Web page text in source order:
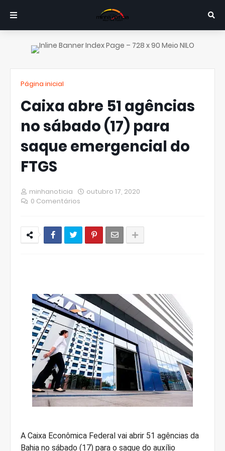
Página inicial
Caixa abre 51 agências
no sábado (17) para
saque emergencial do
FTGS
minhanoticia
outubro 17, 2020
0 Comentários
A Caixa Econômica Federal vai abrir 51 agências da
Bahia no sábado (17) para o saque do auxílio